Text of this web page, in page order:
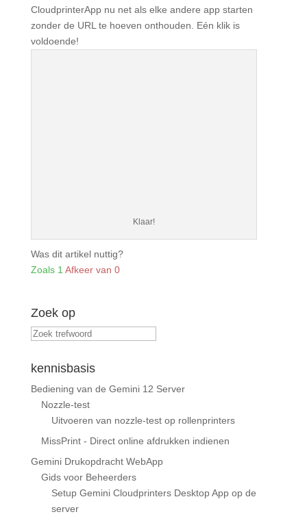
CloudprinterApp nu net als elke andere app starten
zonder de URL te hoeven onthouden. Eén klik is
voldoende!
Klaar!
Was dit artikel nuttig?
Zoals 1 Afkeer van 0
Zoek op
kennisbasis
Bediening van de Gemini 12 Server
Nozzle-test
Uitvoeren van nozzle-test op rollenprinters
MissPrint - Direct online afdrukken indienen
Gemini Drukopdracht WebApp
Gids voor Beheerders
Setup Gemini Cloudprinters Desktop App op de
server